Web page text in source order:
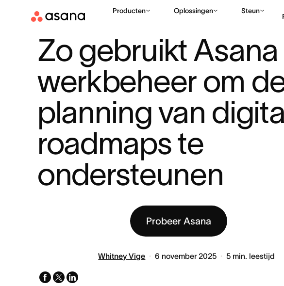
Producten Oplossingen Steun
Zo gebruikt Asana
werkbeheer om
planning van
roadmaps te
ondersteunen
Probeer Asana
Whitney Vige 6 november 2025 5 min. leestijd
facebook
x-
linkedin